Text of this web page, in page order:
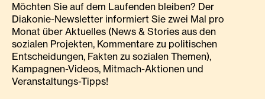
Möchten Sie auf dem Laufenden bleiben? Der
Diakonie-Newsletter informiert Sie zwei Mal pro
Monat über Aktuelles (News & Stories aus den
sozialen Projekten, Kommentare zu politischen
Entscheidungen, Fakten zu sozialen Themen),
Kampagnen-Videos, Mitmach-Aktionen und
Veranstaltungs-Tipps!